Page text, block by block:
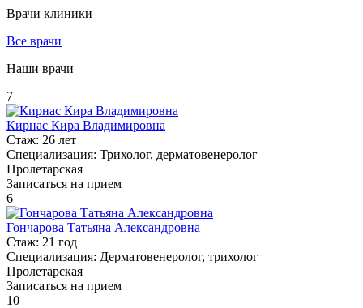
Врачи клиники
Все врачи
Наши врачи
7
Кирнас Кира Владимировна
Стаж: 26 лет
Специализация: Трихолог, дерматовенеролог
Пролетарская
Записаться на прием
6
Гончарова Татьяна Александровна
Стаж: 21 год
Специализация: Дерматовенеролог, трихолог
Пролетарская
Записаться на прием
10